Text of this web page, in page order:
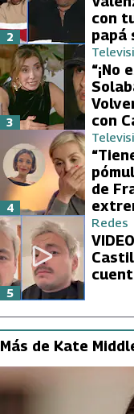
con
papá
2
“¡No
con
3
de
4
Redes
5
Más de Kate